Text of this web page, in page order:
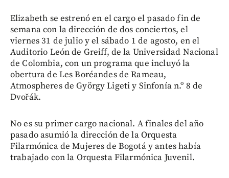
Elizabeth se estrenó en el cargo el pasado fin de
semana con la dirección de dos conciertos, el
viernes 31 de julio y el sábado 1 de agosto, en el
Auditorio León de Greiff, de la Universidad Nacional
de Colombia, con un programa que incluyó la
obertura de Les Boréandes de Rameau,
Atmospheres de György Ligeti y Sinfonía n.º 8 de
Dvořák.
No es su primer cargo nacional. A finales del año
pasado asumió la dirección de la Orquesta
Filarmónica de Mujeres de Bogotá y antes había
trabajado con la Orquesta Filarmónica Juvenil.